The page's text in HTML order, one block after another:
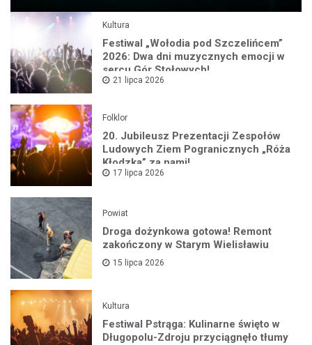
Kultura
Festiwal „Wołodia pod Szczelińcem”
2026: Dwa dni muzycznych emocji w
sercu Gór Stołowych!
21 lipca 2026
Folklor
20. Jubileusz Prezentacji Zespołów
Ludowych Ziem Pogranicznych „Róża
Kłodzka” za nami!
17 lipca 2026
Powiat
Droga dożynkowa gotowa! Remont
zakończony w Starym Wielisławiu
15 lipca 2026
Kultura
Festiwal Pstrąga: Kulinarne święto w
Długopolu-Zdroju przyciągnęło tłumy